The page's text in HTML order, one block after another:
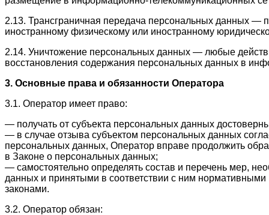
2.13. Трансграничная передача персональных данных —
иностранному физическому или иностранному
2.14. Уничтожение персональных данных — любые
восстановления содержания персональных данных в
3. Основные права и обязанности Оператора
3.1. Оператор имеет право:
— получать от субъекта персональных данных
— в случае отзыва субъектом персональных данных
персональных данных, Оператор вправе продолжить
в Законе о персональных данных;
— самостоятельно определять состав и перечень мер,
данных и принятыми в соответствии с ним
законами.
3.2. Оператор обязан: